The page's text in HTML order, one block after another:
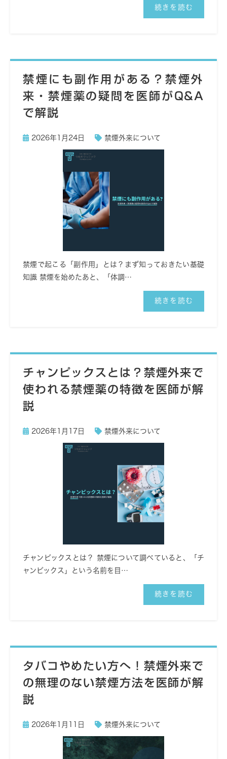
続きを読む
禁煙にも副作用がある？禁煙外
来・禁煙薬の疑問を医師がQ&A
で解説
2026年1月24日 禁煙外来について
禁煙で起こる「副作用」とは？まず知っておきたい基礎
知識 禁煙を始めたあと、「体調…
続きを読む
チャンピックスとは？禁煙外来で
使われる禁煙薬の特徴を医師が解
説
2026年1月17日 禁煙外来について
チャンピックスとは？ 禁煙について調べていると、「チ
ャンピックス」という名前を目…
続きを読む
タバコやめたい方へ！禁煙外来で
の無理のない禁煙方法を医師が解
説
2026年1月11日 禁煙外来について